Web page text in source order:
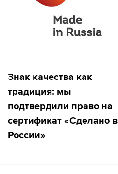
Знак качества как
традиция: мы
подтвердили право на
сертификат «Сделано в
России»